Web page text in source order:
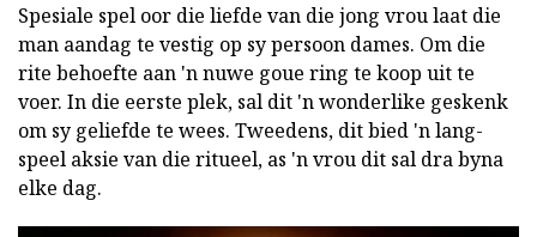
Spesiale spel oor die liefde van die jong vrou laat die
man aandag te vestig op sy persoon dames. Om die
rite behoefte aan 'n nuwe goue ring te koop uit te
voer. In die eerste plek, sal dit 'n wonderlike geskenk
om sy geliefde te wees. Tweedens, dit bied 'n lang-
speel aksie van die ritueel, as 'n vrou dit sal dra byna
elke dag.